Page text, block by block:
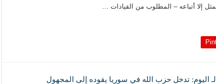
إلا أتباعه – المطلوب من القيادات …
لـ اليوم: تدخل حزب الله في سوريا يقوده إلى المجهول